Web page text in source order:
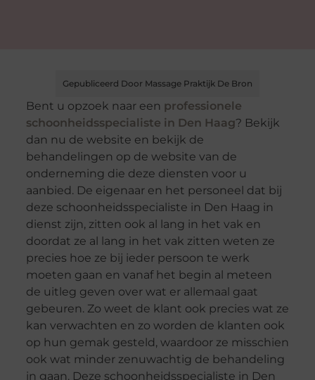
Gepubliceerd Door Massage Praktijk De Bron
Bent u opzoek naar een professionele
schoonheidsspecialiste in Den Haag? Bekijk
dan nu de website en bekijk de
behandelingen op de website van de
onderneming die deze diensten voor u
aanbied. De eigenaar en het personeel dat bij
deze schoonheidsspecialiste in Den Haag in
dienst zijn, zitten ook al lang in het vak en
doordat ze al lang in het vak zitten weten ze
precies hoe ze bij ieder persoon te werk
moeten gaan en vanaf het begin al meteen
de uitleg geven over wat er allemaal gaat
gebeuren. Zo weet de klant ook precies wat ze
kan verwachten en zo worden de klanten ook
op hun gemak gesteld, waardoor ze misschien
ook wat minder zenuwachtig de behandeling
in gaan. Deze schoonheidsspecialiste in Den